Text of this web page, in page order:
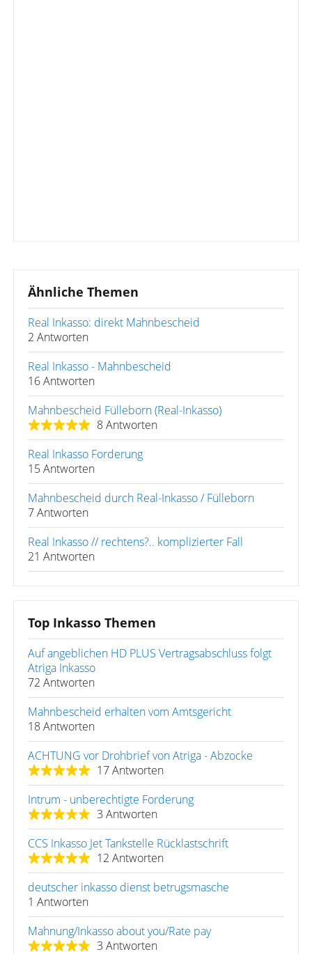
Ähnliche Themen
Real Inkasso: direkt Mahnbescheid
2 Antworten
Real Inkasso - Mahnbescheid
16 Antworten
Mahnbescheid Fülleborn (Real-Inkasso)
8 Antworten
Real Inkasso Forderung
15 Antworten
Mahnbescheid durch Real-Inkasso / Fülleborn
7 Antworten
Real Inkasso // rechtens?.. komplizierter Fall
21 Antworten
Top Inkasso Themen
Auf angeblichen HD PLUS Vertragsabschluss folgt
Atriga Inkasso
72 Antworten
Mahnbescheid erhalten vom Amtsgericht
18 Antworten
ACHTUNG vor Drohbrief von Atriga - Abzocke
17 Antworten
Intrum - unberechtigte Forderung
3 Antworten
CCS Inkasso Jet Tankstelle Rücklastschrift
12 Antworten
deutscher inkasso dienst betrugsmasche
1 Antworten
Mahnung/Inkasso about you/Rate pay
3 Antworten